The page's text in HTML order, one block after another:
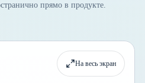
прямо в продукте.
На весь экран